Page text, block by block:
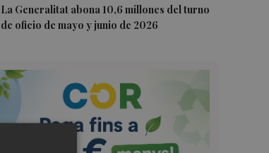
La Generalitat abona 10,6 millones del turno
de oficio de mayo y junio de 2026